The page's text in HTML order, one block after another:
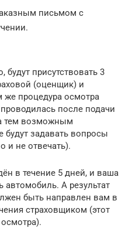
письмом с
будут присутствовать 3
(оценщик) и
же процедура осмотра
после подачи
тем возможным
задавать вопросы
и не отвечать).
в течение 5 дней, и ваша
автомобиль. А результат
быть направлен вам в
страховщиком (этот